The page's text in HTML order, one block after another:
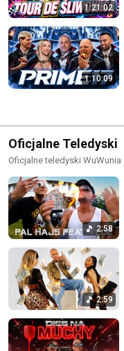
1:21:02
1:10:09
Oficjalne Teledyski
Oficjalne teledyski WuWunia
2:58
2:59